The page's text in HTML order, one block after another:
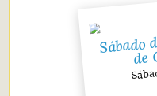
Sábado
de